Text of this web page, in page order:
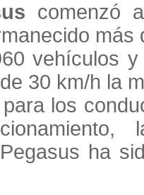
comenzó
vehículos
30 km/h la
los
ha